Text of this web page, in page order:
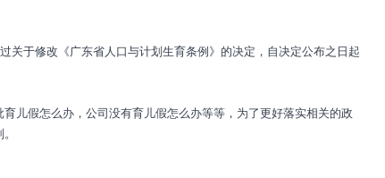
关于修改《广东省人口与计划生育条例》的决定，自决定公布之日起
儿假怎么办，公司没有育儿假怎么办等等，为了更好落实相关的政